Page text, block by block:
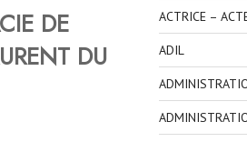
DE
DU
ACTRICE –
ADIL